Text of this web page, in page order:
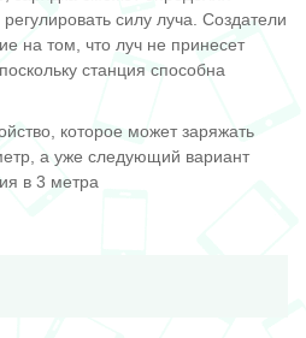
силу луча. Создатели
на том, что луч не принесет
станция способна
которое может заряжать
а уже следующий вариант
в 3 метра